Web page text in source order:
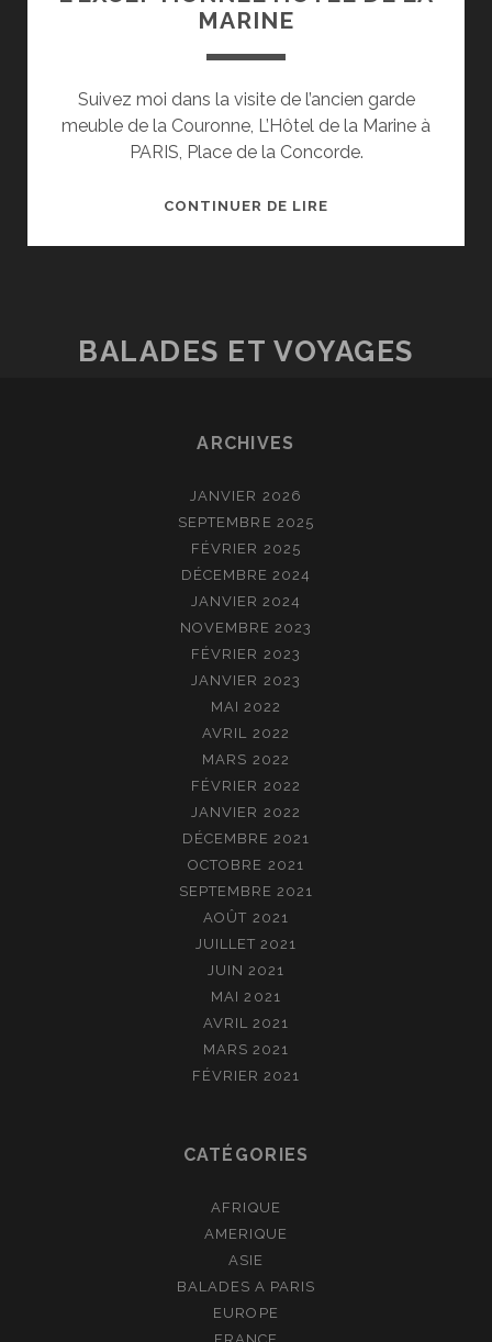
MARINE
Suivez moi dans la visite de l’ancien garde
meuble de la Couronne, L’Hôtel de la Marine à
PARIS, Place de la Concorde.
CONTINUER DE LIRE
DE
BALADES ET VOYAGES
ARCHIVES
JANVIER 2026
SEPTEMBRE 2025
FÉVRIER 2025
DÉCEMBRE 2024
JANVIER 2024
NOVEMBRE 2023
FÉVRIER 2023
JANVIER 2023
MAI 2022
AVRIL 2022
MARS 2022
FÉVRIER 2022
JANVIER 2022
DÉCEMBRE 2021
OCTOBRE 2021
SEPTEMBRE 2021
AOÛT 2021
JUILLET 2021
JUIN 2021
MAI 2021
AVRIL 2021
MARS 2021
FÉVRIER 2021
CATÉGORIES
AFRIQUE
AMERIQUE
ASIE
BALADES A PARIS
EUROPE